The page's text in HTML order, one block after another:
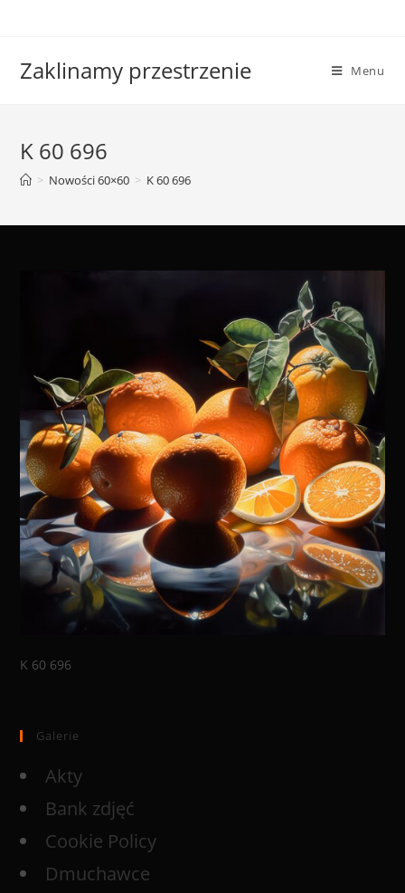
Zaklinamy przestrzenie Menu
K 60 696
> Nowości 60×60 > K 60 696
K 60 696
Galerie
Akty
Bank zdjęć
Cookie Policy
Dmuchawce